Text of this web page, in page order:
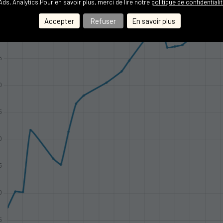
Analytics.Pour en savoir plus, merci de lire notre politique de
Accepter Refuser En savoir plus